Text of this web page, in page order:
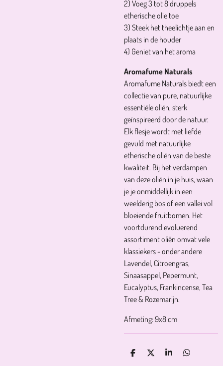
2) Voeg 3 tot 8 druppels
etherische olie toe
3) Steek het theelichtje aan en
plaats in de houder
4) Geniet van het aroma
Aromafume Naturals
Aromafume Naturals biedt een
collectie van pure, natuurlijke
essentiële oliën, sterk
geïnspireerd door de natuur.
Elk flesje wordt met liefde
gevuld met natuurlijke
etherische oliën van de beste
kwaliteit. Bij het verdampen
van deze oliën in je huis, waan
je je onmiddellijk in een
weelderig bos of een vallei vol
bloeiende fruitbomen. Het
voortdurend evoluerend
assortiment oliën omvat vele
klassiekers - onder andere
Lavendel, Citroengras,
Sinaasappel, Pepermunt,
Eucalyptus, Frankincense, Tea
Tree & Rozemarijn.
Afmeting: 9x8 cm
D
D
S
D